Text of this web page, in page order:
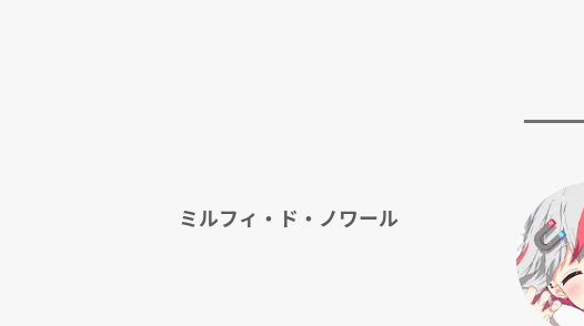
ミルフィ・ド・ノワール